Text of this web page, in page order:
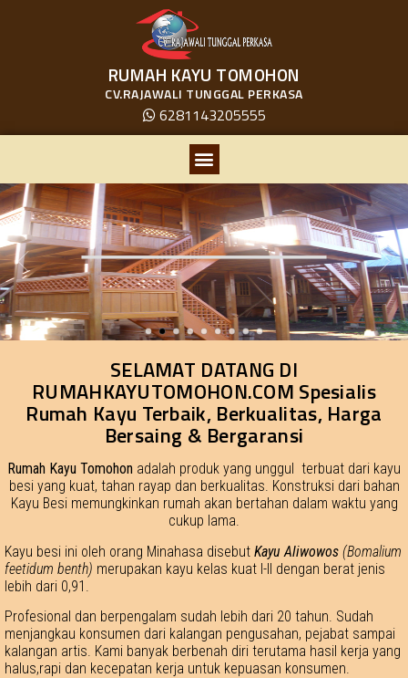
RUMAH KAYU TOMOHON
CV.RAJAWALI TUNGGAL PERKASA
6281143205555
SELAMAT DATANG DI
RUMAHKAYUTOMOHON.COM Spesialis
Rumah Kayu Terbaik, Berkualitas, Harga
Bersaing & Bergaransi
Rumah Kayu Tomohon adalah produk yang unggul terbuat dari kayu
besi yang kuat, tahan rayap dan berkualitas. Konstruksi dari bahan
Kayu Besi memungkinkan rumah akan bertahan dalam waktu yang
cukup lama.
Kayu besi ini oleh orang Minahasa disebut Kayu Aliwowos (Bomalium
feetidum benth) merupakan kayu kelas kuat I-II dengan berat jenis
lebih dari 0,91.
Profesional dan berpengalam sudah lebih dari 20 tahun. Sudah
menjangkau konsumen dari kalangan pengusahan, pejabat sampai
kalangan artis. Kami banyak berbenah diri terutama hasil kerja yang
halus,rapi dan kecepatan kerja untuk kepuasan konsumen.